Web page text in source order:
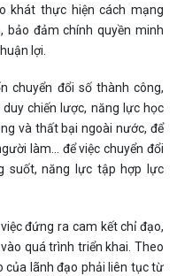
khát thực hiện cách mạng
bảo đảm chính quyền minh
lợi.
chuyển đổi số thành công,
chiến lược, năng lực học
và thất bại ngoài nước, để
làm… để việc chuyển đổi
suốt, năng lực tập hợp lực
đứng ra cam kết chỉ đạo,
quá trình triển khai. Theo
của lãnh đạo phải liên tục từ